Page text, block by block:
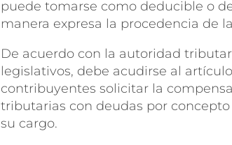
puede tomarse como deducible o
manera expresa la procedencia de
De acuerdo con la autoridad
legislativos, debe acudirse al
contribuyentes solicitar la
tributarias con deudas por
su cargo.